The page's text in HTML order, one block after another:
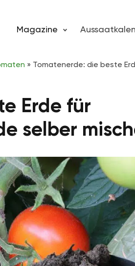
Magazine
» Tomatenerde: die beste
Erde für
selber